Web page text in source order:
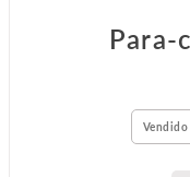
Para-
Vendido